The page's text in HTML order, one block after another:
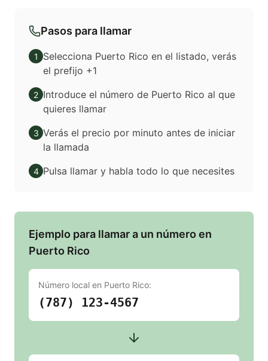
Pasos para llamar
1
Selecciona Puerto Rico en el listado, verás
el prefijo +1
2 Introduce el número de Puerto Rico al que
quieres llamar
3 Verás el precio por minuto antes de iniciar
la llamada
4 Pulsa llamar y habla todo lo que necesites
Ejemplo para llamar a un número en
Puerto Rico
Número local en Puerto Rico:
(787) 123-4567